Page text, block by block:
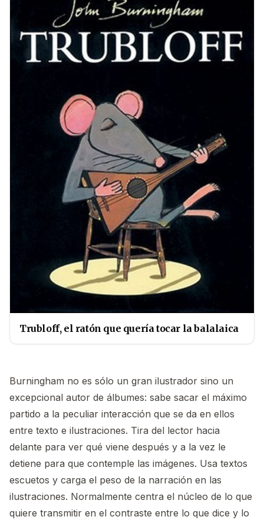
Trubloff, el ratón que quería tocar la balalaica
Burningham no es sólo un gran ilustrador sino un
excepcional autor de álbumes: sabe sacar el máximo
partido a la peculiar interacción que se da en ellos
entre texto e ilustraciones. Tira del lector hacia
delante para ver qué viene después y a la vez le
detiene para que contemple las imágenes. Usa textos
escuetos y carga el peso de la narración en las
ilustraciones. Normalmente centra el núcleo de lo que
quiere transmitir en el contraste entre lo que dice y lo